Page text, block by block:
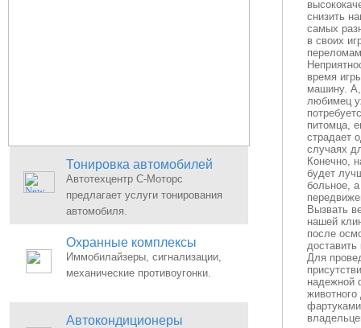
Тонировка автомобилей
Автотехцентр С-Моторс
предлагает услуги тонирования
автомобиля.
Охранные комплексы
Иммобилайзеры, сигнализации,
механические противоугонки.
Автокондиционеры
снизить
самых
в своих
время
машину. А,
любимец
питомца,
страдает
случаях
Конечно,
будет
больное,
Вызвать
нашей
после
доставить
Для
надежной